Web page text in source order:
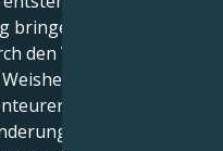
bringen können. Die
den Verstand des
Sie sind nicht
sondern auch
die ihre